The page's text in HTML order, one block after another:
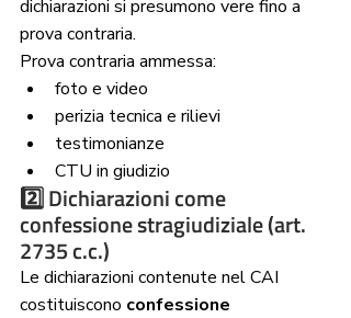
dichiarazioni si presumono vere fino a
prova contraria.
Prova contraria ammessa:
foto e video
perizia tecnica e rilievi
testimonianze
CTU in giudizio
2️⃣ Dichiarazioni come
confessione stragiudiziale (art.
2735 c.c.)
Le dichiarazioni contenute nel CAI
costituiscono confessione